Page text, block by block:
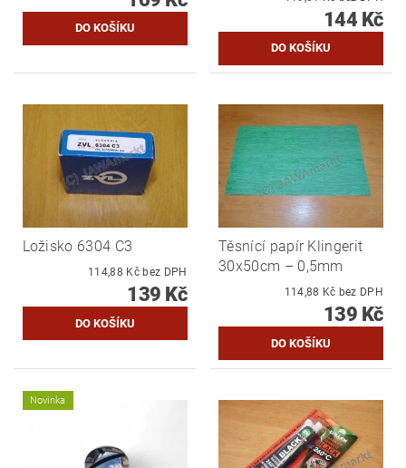
144 Kč
Ložisko 6304 C3
114,88 Kč bez DPH
139 Kč
Těsnící papír Klingerit
30x50cm – 0,5mm
114,88 Kč bez DPH
139 Kč
Novinka